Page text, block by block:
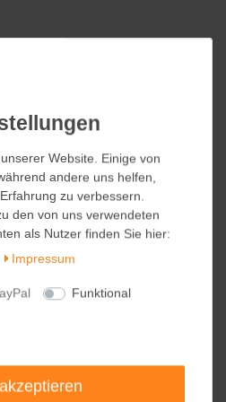
Website. Einige von
andere uns helfen,
zu verbessern.
den von uns verwendeten
als Nutzer finden Sie hier:
Impressum
Funktional
Website. Einige von
andere uns helfen,
zu verbessern.
den von uns verwendeten
als Nutzer finden Sie hier:
Impressum
Funktional